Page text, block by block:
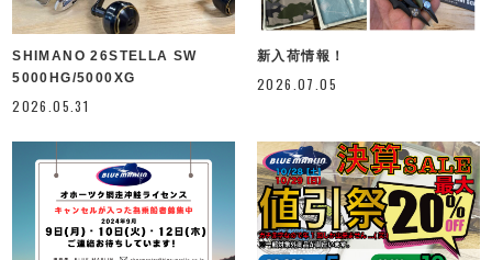
SHIMANO 26STELLA SW
5000HG/5000XG
2026.05.31
新入荷情報！
2026.07.05